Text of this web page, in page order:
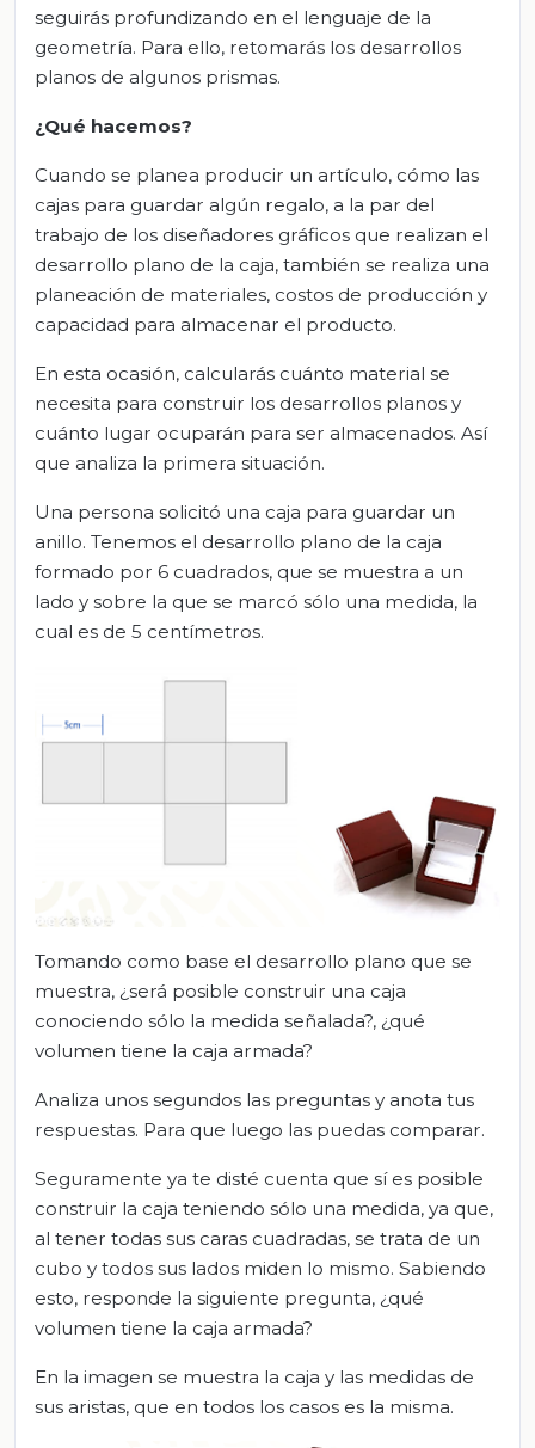
seguirás profundizando en el lenguaje de la
geometría. Para ello, retomarás los desarrollos
planos de algunos prismas.
¿Qué hacemos?
Cuando se planea producir un artículo, cómo las
cajas para guardar algún regalo, a la par del
trabajo de los diseñadores gráficos que realizan el
desarrollo plano de la caja, también se realiza una
planeación de materiales, costos de producción y
capacidad para almacenar el producto.
En esta ocasión, calcularás cuánto material se
necesita para construir los desarrollos planos y
cuánto lugar ocuparán para ser almacenados. Así
que analiza la primera situación.
Una persona solicitó una caja para guardar un
anillo. Tenemos el desarrollo plano de la caja
formado por 6 cuadrados, que se muestra a un
lado y sobre la que se marcó sólo una medida, la
cual es de 5 centímetros.
Tomando como base el desarrollo plano que se
muestra, ¿será posible construir una caja
conociendo sólo la medida señalada?, ¿qué
volumen tiene la caja armada?
Analiza unos segundos las preguntas y anota tus
respuestas. Para que luego las puedas comparar.
Seguramente ya te disté cuenta que sí es posible
construir la caja teniendo sólo una medida, ya que,
al tener todas sus caras cuadradas, se trata de un
cubo y todos sus lados miden lo mismo. Sabiendo
esto, responde la siguiente pregunta, ¿qué
volumen tiene la caja armada?
En la imagen se muestra la caja y las medidas de
sus aristas, que en todos los casos es la misma.